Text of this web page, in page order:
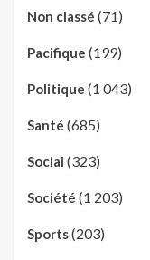
Non classé (71)
Pacifique (199)
Politique (1 043)
Santé (685)
Social (323)
Société (1 203)
Sports(203)